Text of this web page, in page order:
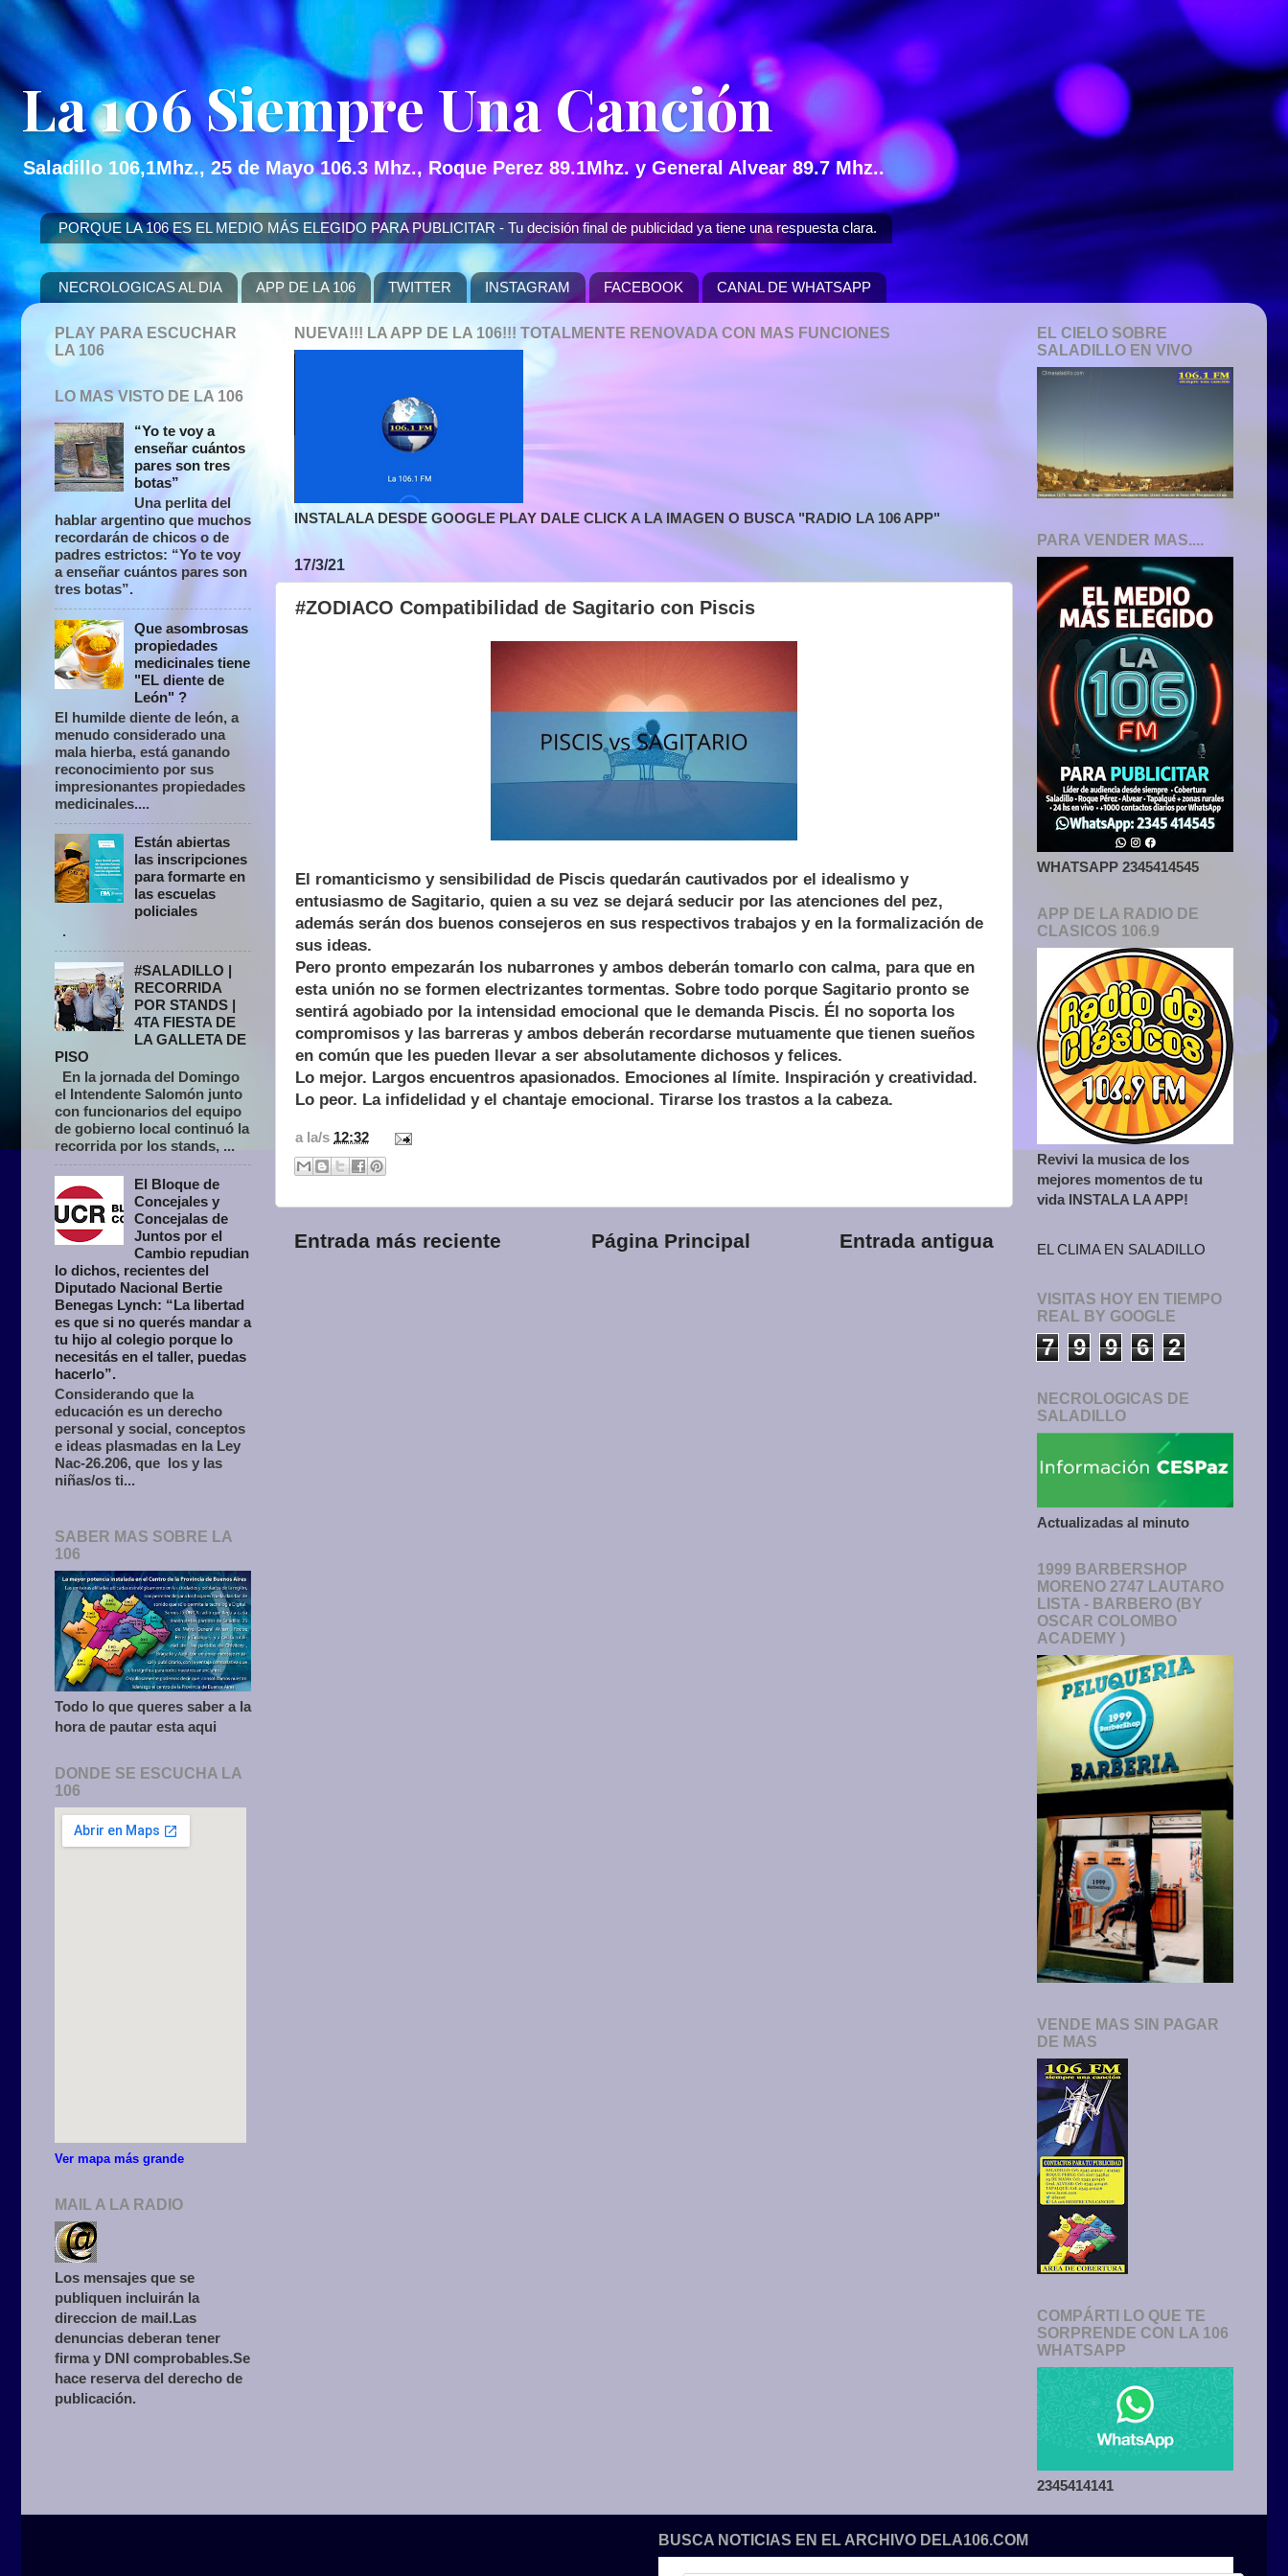
La 106 Siempre Una Canción
Saladillo 106,1Mhz., 25 de Mayo 106.3 Mhz., Roque Perez 89.1Mhz. y General Alvear 89.7 Mhz..
PORQUE LA 106 ES EL MEDIO MÁS ELEGIDO PARA PUBLICITAR - Tu decisión final de publicidad ya tiene una respuesta clara.
NECROLOGICAS AL DIA APP DE LA 106 TWITTER INSTAGRAM FACEBOOK CANAL DE WHATSAPP
NUEVA!!! LA APP DE LA 106!!! TOTALMENTE RENOVADA CON MAS FUNCIONES
INSTALALA DESDE GOOGLE PLAY DALE CLICK A LA IMAGEN O BUSCA "RADIO LA 106 APP"
17/3/21
#ZODIACO Compatibilidad de Sagitario con Piscis
El romanticismo y sensibilidad de Piscis quedarán cautivados por el idealismo y
entusiasmo de Sagitario, quien a su vez se dejará seducir por las atenciones del pez,
además serán dos buenos consejeros en sus respectivos trabajos y en la formalización de
sus ideas.
Pero pronto empezarán los nubarrones y ambos deberán tomarlo con calma, para que en
esta unión no se formen electrizantes tormentas. Sobre todo porque Sagitario pronto se
sentirá agobiado por la intensidad emocional que le demanda Piscis. Él no soporta los
compromisos y las barreras y ambos deberán recordarse mutuamente que tienen sueños
en común que les pueden llevar a ser absolutamente dichosos y felices.
Lo mejor. Largos encuentros apasionados. Emociones al límite. Inspiración y creatividad.
Lo peor. La infidelidad y el chantaje emocional. Tirarse los trastos a la cabeza.
a la/s 12:32
Entrada más reciente Entrada antigua
Página Principal
PLAY PARA ESCUCHAR
LA 106
LO MAS VISTO DE LA 106
“Yo te voy a
enseñar cuántos
pares son tres
botas”
Una perlita del
hablar argentino que muchos
recordarán de chicos o de
padres estrictos: “Yo te voy
a enseñar cuántos pares son
tres botas”.
Que asombrosas
propiedades
medicinales tiene
"EL diente de
León" ?
El humilde diente de león, a
menudo considerado una
mala hierba, está ganando
reconocimiento por sus
impresionantes propiedades
medicinales....
Están abiertas
las inscripciones
para formarte en
las escuelas
policiales
.
#SALADILLO |
RECORRIDA
POR STANDS |
4TA FIESTA DE
LA GALLETA DE
PISO
En la jornada del Domingo
el Intendente Salomón junto
con funcionarios del equipo
de gobierno local continuó la
recorrida por los stands, ...
El Bloque de
Concejales y
Concejalas de
Juntos por el
Cambio repudian
lo dichos, recientes del
Diputado Nacional Bertie
Benegas Lynch: “La libertad
es que si no querés mandar a
tu hijo al colegio porque lo
necesitás en el taller, puedas
hacerlo”.
Considerando que la
educación es un derecho
personal y social, conceptos
e ideas plasmadas en la Ley
Nac-26.206, que los y las
niñas/os ti...
SABER MAS SOBRE LA
106
Todo lo que queres saber a la
hora de pautar esta aqui
DONDE SE ESCUCHA LA
106
Ver mapa más grande
MAIL A LA RADIO
Los mensajes que se
publiquen incluirán la
direccion de mail.Las
denuncias deberan tener
firma y DNI comprobables.Se
hace reserva del derecho de
publicación.
EL CIELO SOBRE
SALADILLO EN VIVO
PARA VENDER MAS....
WHATSAPP 2345414545
APP DE LA RADIO DE
CLASICOS 106.9
Revivi la musica de los
mejores momentos de tu
vida INSTALA LA APP!
EL CLIMA EN SALADILLO
VISITAS HOY EN TIEMPO
REAL BY GOOGLE
7 9 9 6 2
NECROLOGICAS DE
SALADILLO
Actualizadas al minuto
1999 BARBERSHOP
MORENO 2747 LAUTARO
LISTA - BARBERO (BY
OSCAR COLOMBO
ACADEMY )
VENDE MAS SIN PAGAR
DE MAS
COMPÁRTI LO QUE TE
SORPRENDE CON LA 106
WHATSAPP
2345414141
BUSCA NOTICIAS EN EL ARCHIVO DELA106.COM